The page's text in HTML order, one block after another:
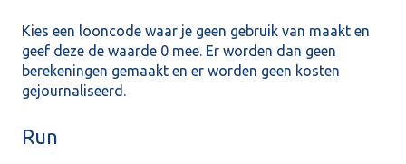
Kies een looncode waar je geen gebruik van maakt en
geef deze de waarde 0 mee. Er worden dan geen
berekeningen gemaakt en er worden geen kosten
gejournaliseerd.
Run